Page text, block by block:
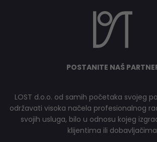
POSTANITE NAŠ
LOST d.o.o. od samih početaka svojeg
održavati visoka načela profesionalnog
svojih usluga, bilo u odnosu kojeg
klijentima ili